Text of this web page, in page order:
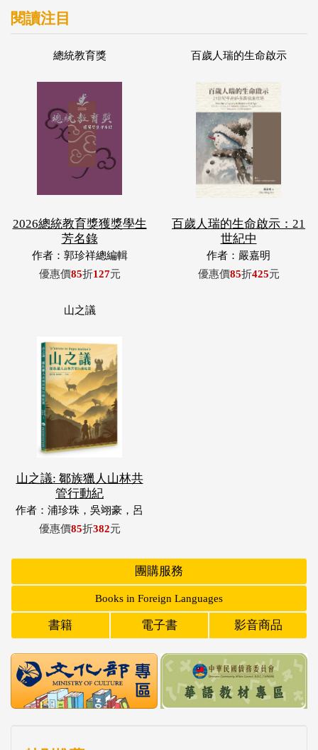
閱讀注目
總統教育獎
2026總統教育獎獲獎學生
芳名錄
作者：郭珍祥總編輯
優惠價85折127元
百歲人瑞的生命啟示
百歲人瑞的生命啟示：21
世紀中
作者：嚴嘉明
優惠價85折425元
山之議
山之議: 鄒族獵人山林共
管行動紀
作者：浦珍珠，吳翊豪，呂
翊齊，張惠東，許玉青，王
優惠價85折382元
團購服務
Books in Foreign Languages
書籍 電子書 影音商品